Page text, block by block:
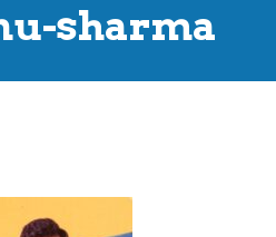
sharma